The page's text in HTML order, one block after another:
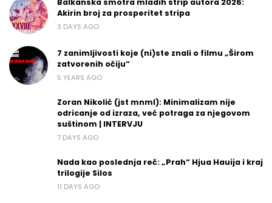
Akirin broj za prosperitet stripa
3 DAYS AGO
7 zanimljivosti koje (ni)ste znali o filmu „Širom
zatvorenih očiju“
5 YEARS AGO
Zoran Nikolić (jst mnml): Minimalizam nije
odricanje od izraza, već potraga za njegovom
suštinom | INTERVJU
7 DAYS AGO
Nada kao poslednja reč: „Prah“ Hjua Hauija i kraj
trilogije Silos
11 DAYS AGO